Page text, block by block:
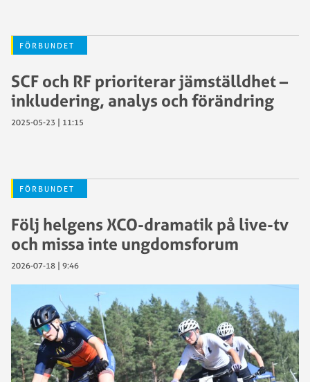
FÖRBUNDET
SCF och RF prioriterar jämställdhet –
inkludering, analys och förändring
2025-05-23 | 11:15
FÖRBUNDET
Följ helgens XCO-dramatik på live-tv
och missa inte ungdomsforum
2026-07-18 | 9:46